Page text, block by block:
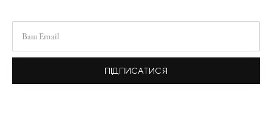
ПІДПИСАТИСЯ